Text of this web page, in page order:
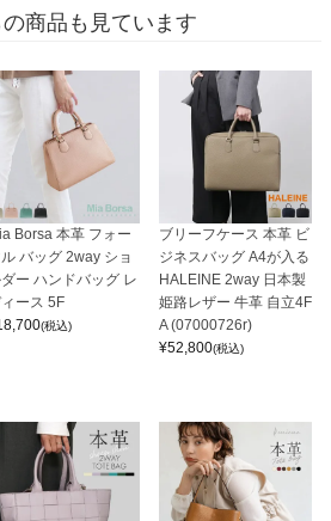
商品も見ています
Borsa 本革 フォー
バッグ 2way ショ
ー ハンドバッグ レ
ース 5F
(税込)
ブリーフケース 本革 ビ
ジネスバッグ A4が入る
HALEINE 2way 日本製
姫路レザー 牛革 自立4F
A (07000726r)
¥52,800(税込)